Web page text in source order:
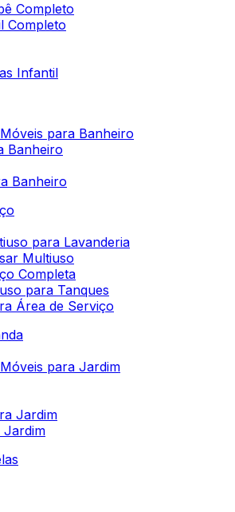
Completo
Completo
Infantil
para Banheiro
Banheiro
Banheiro
para Lavanderia
Multiuso
Completa
para Tanques
Área de Serviço
para Jardim
Jardim
Jardim